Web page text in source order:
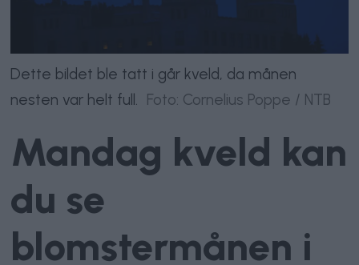
Dette bildet ble tatt i går kveld, da månen
nesten var helt full. Foto: Cornelius Poppe / NTB
Mandag kveld kan
du se
blomstermånen i